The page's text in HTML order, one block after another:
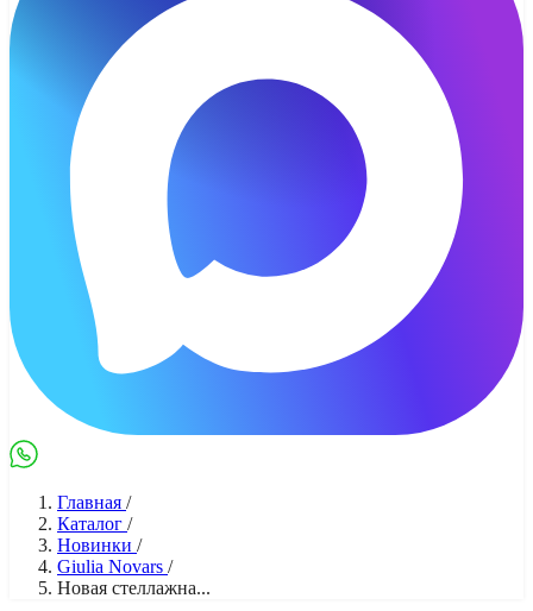
MaxWhatsApp
Главная /
Каталог /
Новинки /
Giulia Novars /
Новая стеллажна...